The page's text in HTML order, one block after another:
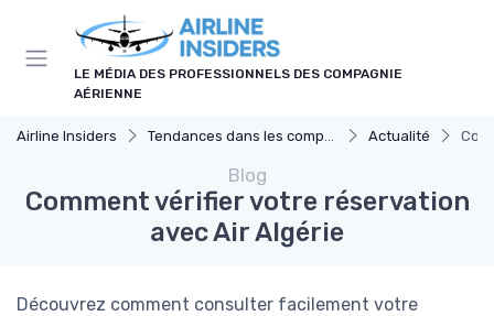
LE MÉDIA DES PROFESSIONNELS DES COMPAGNIE
AÉRIENNE
Airline Insiders Tendances dans les compagnies aériennes Actualité
Blog
Comment vérifier votre réservation
avec Air Algérie
Découvrez comment consulter facilement votre
Panneau de gestion des cookies